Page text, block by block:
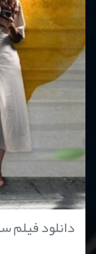
دانلود فیلم